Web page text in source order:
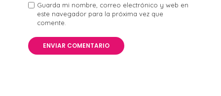
Guarda mi nombre, correo electrónico y web en
este navegador para la próxima vez que
comente.